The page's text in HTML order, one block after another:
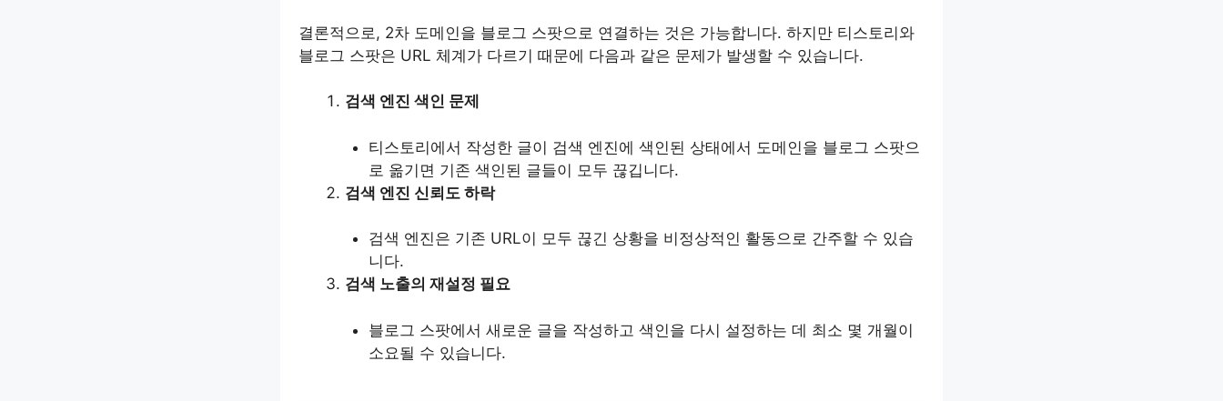
결론적으로, 2차 도메인을 블로그 스팟으로 연결하는 것은 가능합니다. 하지만 티스토리와
블로그 스팟은 URL 체계가 다르기 때문에 다음과 같은 문제가 발생할 수 있습니다.
검색 엔진 색인 문제
티스토리에서 작성한 글이 검색 엔진에 색인된 상태에서 도메인을 블로그 스팟으
로 옮기면 기존 색인된 글들이 모두 끊깁니다.
검색 엔진 신뢰도 하락
검색 엔진은 기존 URL이 모두 끊긴 상황을 비정상적인 활동으로 간주할 수 있습
니다.
검색 노출의 재설정 필요
블로그 스팟에서 새로운 글을 작성하고 색인을 다시 설정하는 데 최소 몇 개월이
소요될 수 있습니다.